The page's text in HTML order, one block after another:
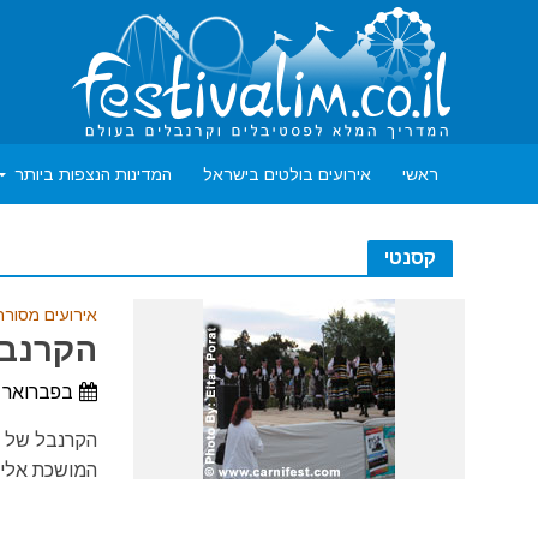
ראשי אירועים בולטים בישראל המדינות הנצפות ביותר
קסנטי
אירועים
המושכת